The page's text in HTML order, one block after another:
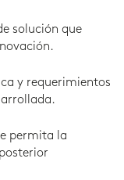
solución que
y requerimientos
permita la